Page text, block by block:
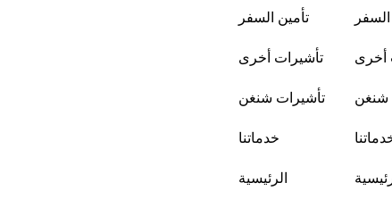
تأمين السفر
تأشيرات أخرى
تأشيرات شنغن
خدماتنا
الرئيسية
أخرى
شنغن